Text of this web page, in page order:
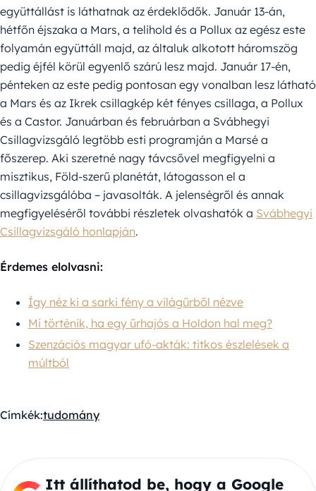
együttállást is láthatnak az érdeklődők. Január 13-án,
hétfőn éjszaka a Mars, a telihold és a Pollux az egész este
folyamán együttáll majd, az általuk alkotott háromszög
pedig éjfél körül egyenlő szárú lesz majd. Január 17-én,
pénteken az este pedig pontosan egy vonalban lesz látható
a Mars és az Ikrek csillagkép két fényes csillaga, a Pollux
és a Castor. Januárban és februárban a Svábhegyi
Csillagvizsgáló legtöbb esti programján a Marsé a
főszerep. Aki szeretné nagy távcsővel megfigyelni a
misztikus, Föld-szerű planétát, látogasson el a
csillagvizsgálóba – javasolták. A jelenségről és annak
megfigyeléséről további részletek olvashatók a Svábhegyi
Csillagvizsgáló honlapján.
Érdemes elolvasni:
Így néz ki a sarki fény a világűrből nézve
Mi történik, ha egy űrhajós a Holdon hal meg?
Szenzációs magyar ufó-akták: titkos észlelések a
múltból
Címkék:tudomány
Itt állíthatod be, hogy a Google